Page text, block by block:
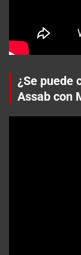
¿Se puede
Assab con